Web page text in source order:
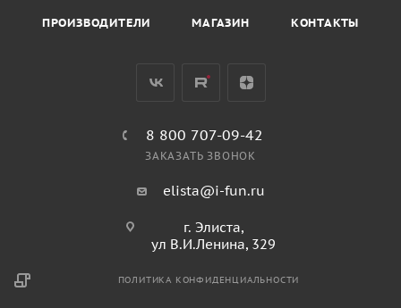
ПРОИЗВОДИТЕЛИ МАГАЗИН КОНТАКТЫ
8 800 707-09-42
ЗАКАЗАТЬ ЗВОНОК
elista@i-fun.ru
г. Элиста,
ул В.И.Ленина, 329
ПОЛИТИКА КОНФИДЕНЦИАЛЬНОСТИ